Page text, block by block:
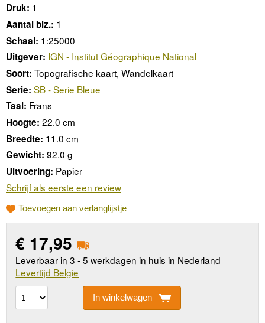
Druk: 1
Aantal blz.: 1
Schaal: 1:25000
Uitgever: IGN - Institut Géographique National
Soort: Topografische kaart, Wandelkaart
Serie: SB - Serie Bleue
Taal: Frans
Hoogte: 22.0 cm
Breedte: 11.0 cm
Gewicht: 92.0 g
Uitvoering: Papier
Schrijf als eerste een review
Toevoegen aan verlanglijstje
€ 17,95
Leverbaar in 3 - 5 werkdagen in huis in Nederland
Levertijd Belgie
In winkelwagen